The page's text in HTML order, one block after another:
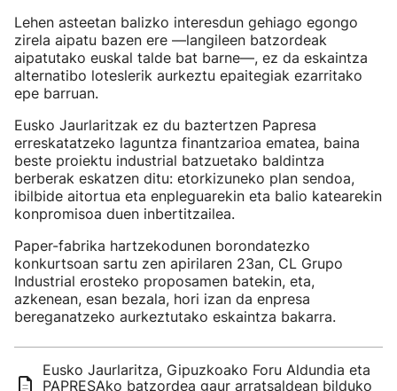
Lehen asteetan balizko interesdun gehiago egongo
zirela aipatu bazen ere —langileen batzordeak
aipatutako euskal talde bat barne—, ez da eskaintza
alternatibo loteslerik aurkeztu epaitegiak ezarritako
epe barruan.
Eusko Jaurlaritzak ez du baztertzen Papresa
erreskatatzeko laguntza finantzarioa ematea, baina
beste proiektu industrial batzuetako baldintza
berberak eskatzen ditu: etorkizuneko plan sendoa,
ibilbide aitortua eta enpleguarekin eta balio katearekin
konpromisoa duen inbertitzailea.
Paper-fabrika hartzekodunen borondatezko
konkurtsoan sartu zen apirilaren 23an, CL Grupo
Industrial erosteko proposamen batekin, eta,
azkenean, esan bezala, hori izan da enpresa
bereganatzeko aurkeztutako eskaintza bakarra.
Eusko Jaurlaritza, Gipuzkoako Foru Aldundia eta
PAPRESAko batzordea gaur arratsaldean bilduko